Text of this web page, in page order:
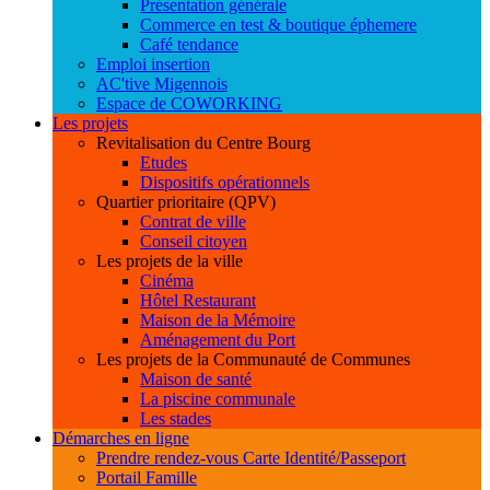
Présentation générale
Commerce en test & boutique éphemere
Café tendance
Emploi insertion
AC'tive Migennois
Espace de COWORKING
Les projets
Revitalisation du Centre Bourg
Etudes
Dispositifs opérationnels
Quartier prioritaire (QPV)
Contrat de ville
Conseil citoyen
Les projets de la ville
Cinéma
Hôtel Restaurant
Maison de la Mémoire
Aménagement du Port
Les projets de la Communauté de Communes
Maison de santé
La piscine communale
Les stades
Démarches en ligne
Prendre rendez-vous Carte Identité/Passeport
Portail Famille